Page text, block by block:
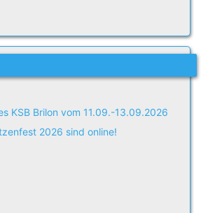
KSB Brilon vom 11.09.-13.09.2026
2026 sind online!